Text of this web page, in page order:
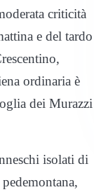
criticità
e del tardo
ordinaria è
dei Murazzi
isolati di